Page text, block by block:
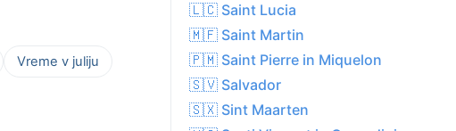
Vreme v juliju
🇱🇨 Saint Lucia
🇲🇫 Saint Martin
🇵🇲 Saint Pierre in Miquelon
🇸🇻 Salvador
🇸🇽 Sint Maarten